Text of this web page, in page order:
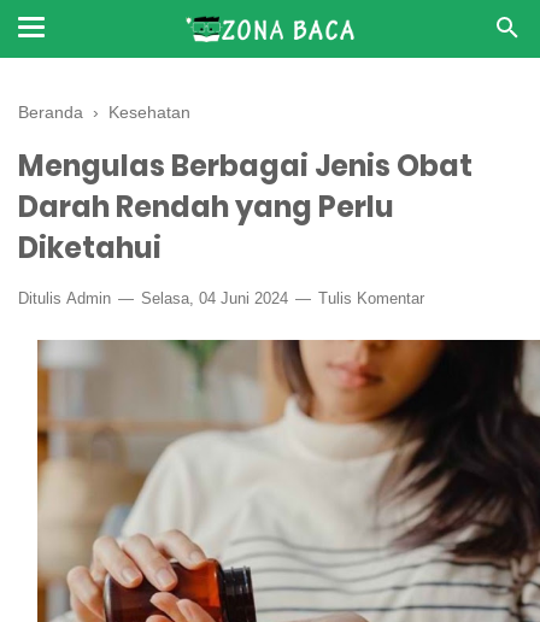
Beranda › Kesehatan
Mengulas Berbagai Jenis Obat
Darah Rendah yang Perlu
Diketahui
Ditulis Admin Selasa, 04 Juni 2024 Tulis Komentar